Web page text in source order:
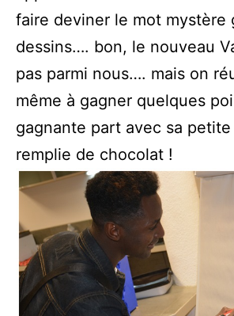
faire deviner le mot mystère
dessins…. bon, le nouveau
pas parmi nous…. mais on
même à gagner quelques
gagnante part avec sa
remplie de chocolat !